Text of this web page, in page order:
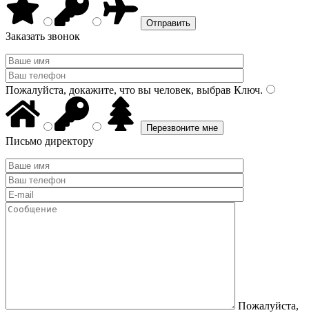
Заказать звонок
Пожалуйста, докажите, что вы человек, выбрав Ключ.
Письмо директору
Пожалуйста,